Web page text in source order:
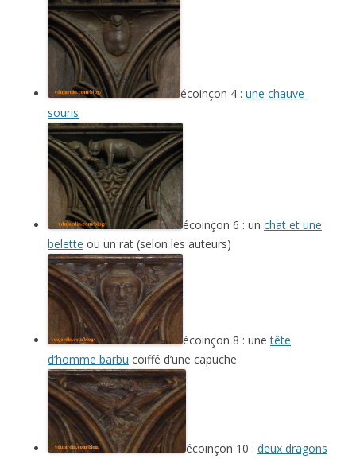
écoinçon 4 : une chauve-
souris
écoinçon 6 : un chat et une
belette ou un rat (selon les auteurs)
écoinçon 8 : unetête
d’homme barbu coiffé d’une capuche
écoinçon 10 : deux dragons